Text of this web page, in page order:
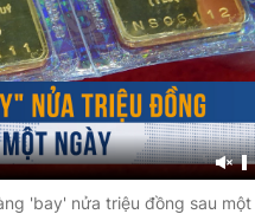
'bay' nửa triệu đồng sau